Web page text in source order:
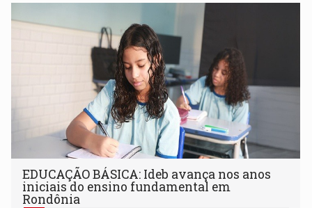
EDUCAÇÃO BÁSICA: Ideb avança nos anos
iniciais do ensino fundamental em
Rondônia